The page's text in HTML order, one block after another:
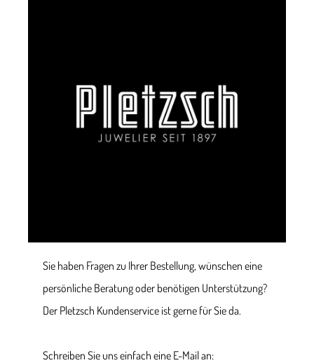
Sie haben Fragen zu Ihrer Bestellung, wünschen eine
persönliche Beratung oder benötigen Unterstützung?
Der Pletzsch Kundenservice ist gerne für Sie da.
Schreiben Sie uns einfach eine E-Mail an: